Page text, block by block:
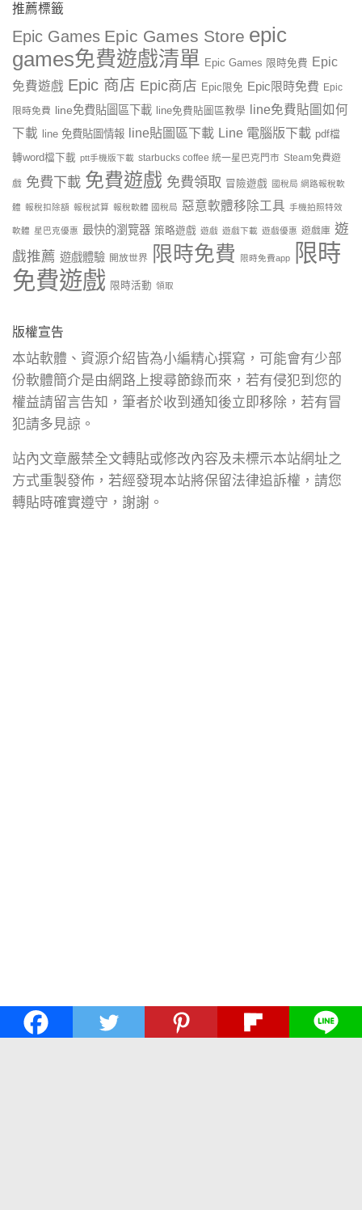
推薦標籤
Epic Games Epic Games Store epic
games免費遊戲清單 Epic Games 限時免費 Epic
免費遊戲 Epic 商店 Epic商店 Epic限免 Epic限時免費 Epic
限時免費 line免費貼圖區下載 line免費貼圖區教學
line免費貼圖如何
下載 line 免費貼圖情報 line貼圖區下載 Line 電腦版下載 pdf檔
轉word檔下載 ptt手機版下載 starbucks coffee 統一星巴克門市 Steam免費遊
戲 免費下載 免費遊戲 免費領取 冒險遊戲 國稅局 網路報稅軟
體 報稅扣除額 報稅試算 報稅軟體 國稅局 惡意軟體移除工具 手機拍照特效
軟體 星巴克優惠 最快的瀏覽器 策略遊戲 遊戲 遊戲下載 遊戲優惠 遊戲庫 遊
戲推薦 遊戲體驗 開放世界 限時免費 限時免費app
限時
免費遊戲 限時活動 領取
版權宣告
本站軟體、資源介紹皆為小編精心撰寫，可能會有少部
份軟體簡介是由網路上搜尋節錄而來，若有侵犯到您的
權益請留言告知，筆者於收到通知後立即移除，若有冒
犯請多見諒。
站內文章嚴禁全文轉貼或修改內容及未標示本站網址之
方式重製發佈，若經發現本站將保留法律追訴權，請您
轉貼時確實遵守，謝謝。